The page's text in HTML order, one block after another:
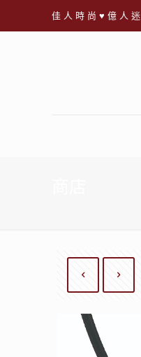
佳 人 時 尚 ♥ 億 人 迷